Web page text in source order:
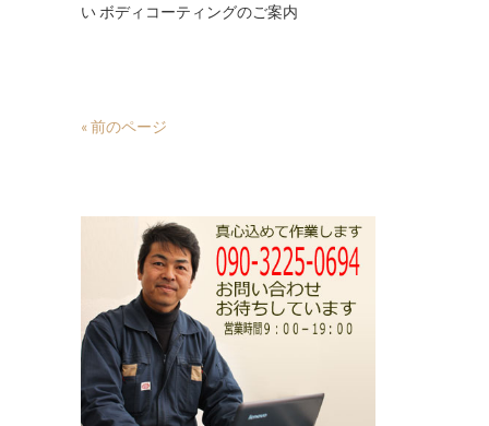
い ボディコーティングのご案内
« 前のページ